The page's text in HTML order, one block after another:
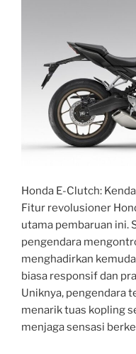
Honda E-Clutch:
Fitur revolusioner
utama pembaruan ini.
pengendara
menghadirkan
biasa responsif dan
Uniknya, pengendara
menarik tuas kopling
menjaga sensasi